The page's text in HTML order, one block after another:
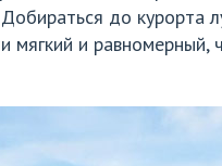
до
и равномерный,